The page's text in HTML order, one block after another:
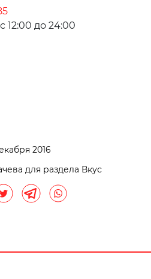
12:00 до 24:00
2016
для раздела Вкус